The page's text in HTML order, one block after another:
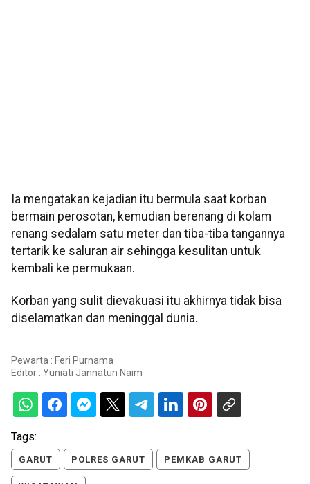
Ia mengatakan kejadian itu bermula saat korban
bermain perosotan, kemudian berenang di kolam
renang sedalam satu meter dan tiba-tiba tangannya
tertarik ke saluran air sehingga kesulitan untuk
kembali ke permukaan.
Korban yang sulit dievakuasi itu akhirnya tidak bisa
diselamatkan dan meninggal dunia.
Pewarta : Feri Purnama
Editor : Yuniati Jannatun Naim
Tags:
GARUT POLRES GARUT PEMKAB GARUT